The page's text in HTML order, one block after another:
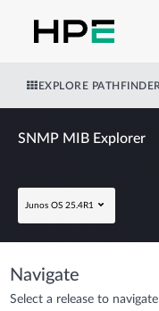
EXPLORE
SNMP MIB Explorer
Junos OS 25.4R1
Navigate
Select a release to